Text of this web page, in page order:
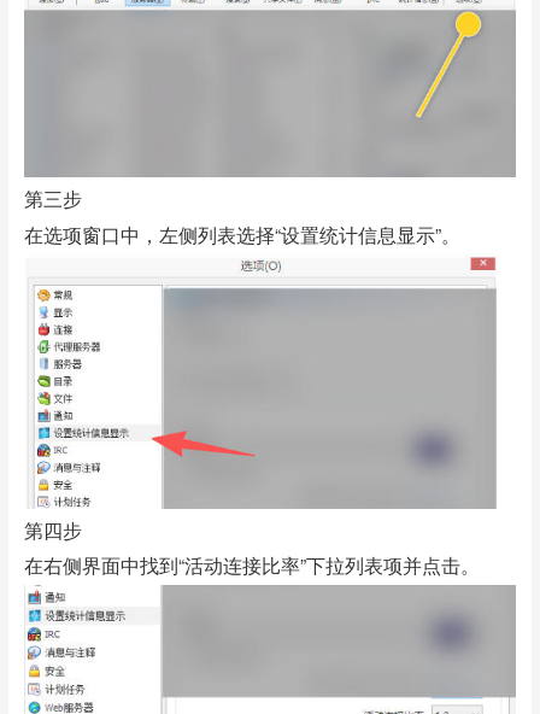
第三步
在选项窗口中，左侧列表选择“设置统计信息显示”。
第四步
在右侧界面中找到“活动连接比率”下拉列表项并点击。